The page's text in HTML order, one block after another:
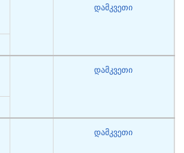
დამკვეთი
დამკვეთი
დამკვეთი